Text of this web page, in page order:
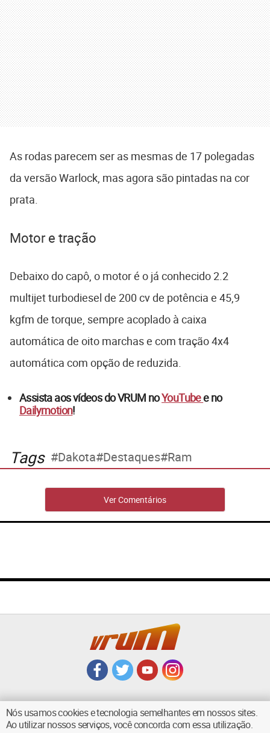
As rodas parecem ser as mesmas de 17 polegadas
da versão Warlock, mas agora são pintadas na cor
prata.
Motor e tração
Debaixo do capô, o motor é o já conhecido 2.2
multijet turbodiesel de 200 cv de potência e 45,9
kgfm de torque, sempre acoplado à caixa
automática de oito marchas e com tração 4x4
automática com opção de reduzida.
Assista aos vídeos do VRUM noYouTubee no
Dailymotion!
Tags Dakota Destaques Ram
Ver Comentários
Nós usamos cookies e tecnologia semelhantes em nossos sites.
Ao utilizar nossos serviços, você concorda com essa utilização.